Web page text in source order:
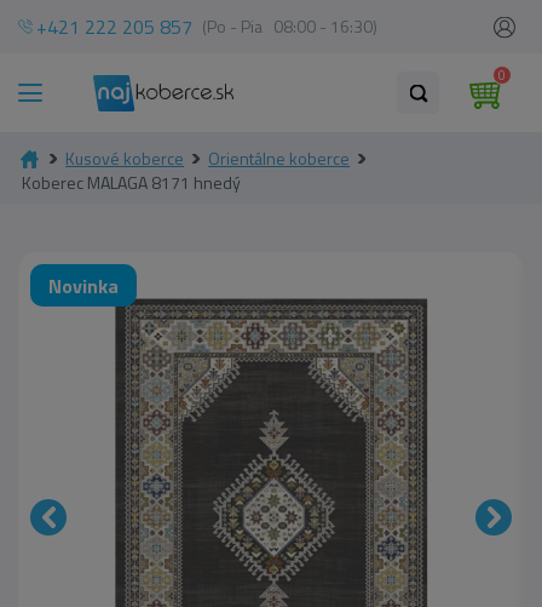
+421 222 205 857 (Po - Pia 08:00 - 16:30)
0
Kusové koberce
Orientálne koberce
Koberec MALAGA 8171 hnedý
Novinka